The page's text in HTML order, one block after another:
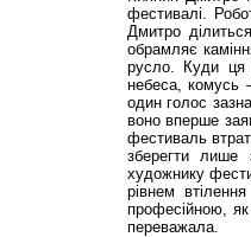
фестивалі.
Дмитро
обрамляє
русло. Куди ця
небеса, комусь
один голос
воно вперше
фестиваль
зберегти лише
художнику
рівнем
професійною,
переважала.